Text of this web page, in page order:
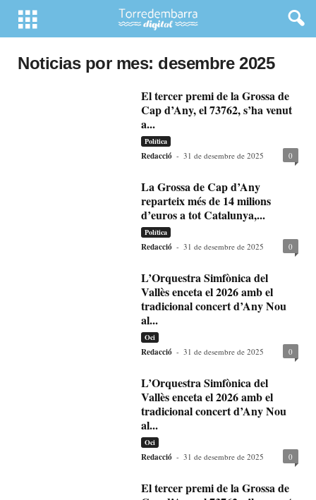
Noticias por mes: desembre 2025
El tercer premi de la Grossa de
Cap d’Any, el 73762, s’ha venut
a...
Política
Redacció - 31 de desembre de 2025 0
La Grossa de Cap d’Any
reparteix més de 14 milions
d’euros a tot Catalunya,...
Política
Redacció - 31 de desembre de 2025 0
L’Orquestra Simfònica del
Vallès enceta el 2026 amb el
tradicional concert d’Any Nou
al...
Oci
Redacció - 31 de desembre de 2025 0
L’Orquestra Simfònica del
Vallès enceta el 2026 amb el
tradicional concert d’Any Nou
al...
Oci
Redacció - 31 de desembre de 2025 0
El tercer premi de la Grossa de